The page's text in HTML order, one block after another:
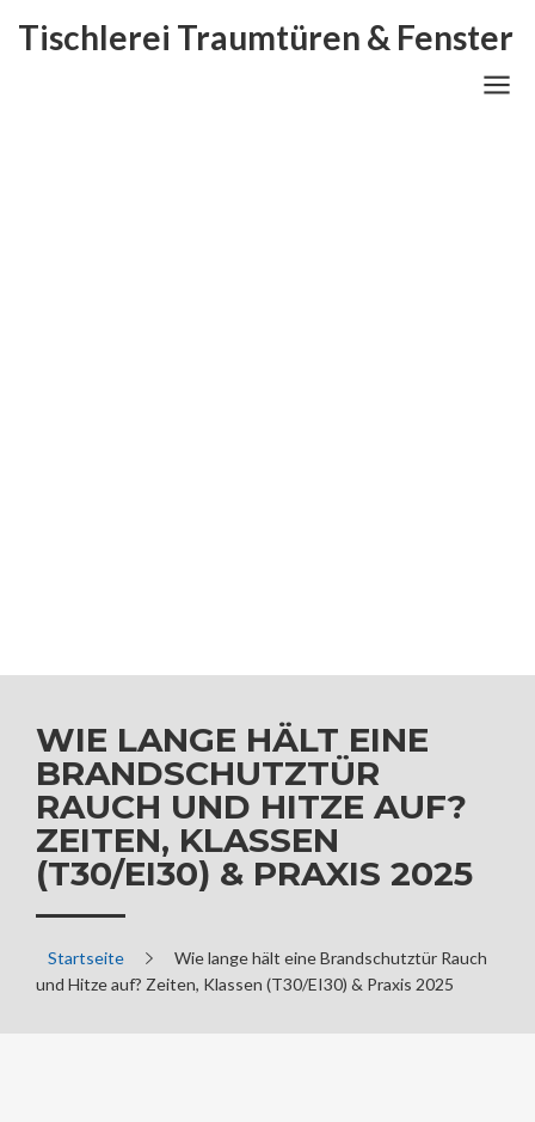
Tischlerei Traumtüren & Fenster
WIE LANGE HÄLT EINE
BRANDSCHUTZTÜR
RAUCH UND HITZE AUF?
ZEITEN, KLASSEN
(T30/EI30) & PRAXIS 2025
Startseite
Wie lange hält eine Brandschutztür Rauch
und Hitze auf? Zeiten, Klassen (T30/EI30) & Praxis 2025